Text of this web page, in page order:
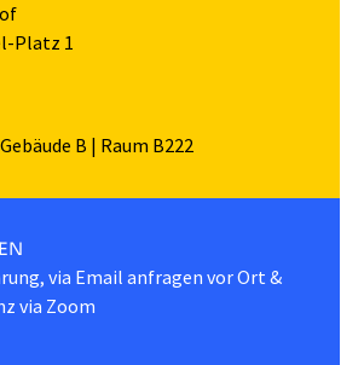
Platz 1
Gebäude B | Raum B222
via Email anfragen vor Ort &
via Zoom